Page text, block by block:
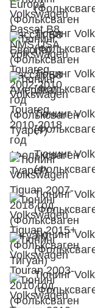
Тюнинг
Тюнинг
Тюнинг
Тюнинг
Тюнинг
Тюнинг
Тюнинг